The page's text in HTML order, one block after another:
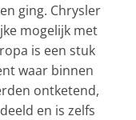
ging. Chrysler
mogelijk met
is een stuk
waar binnen
ontketend,
en is zelfs